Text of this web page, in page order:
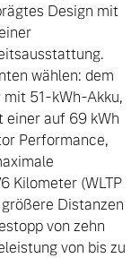
Design mit
wählen: dem
mit 51-kWh-Akku,
einer auf 69 kWh
Performance,
Kilometer (WLTP
Distanzen
von zehn
von bis zu